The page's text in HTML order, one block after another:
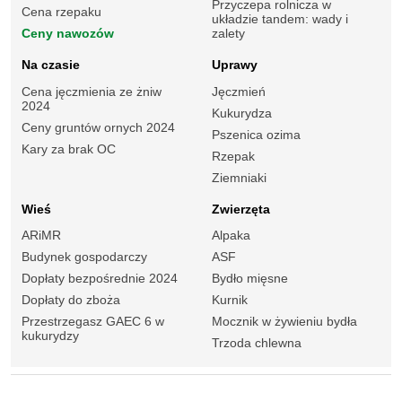
Cena rzepaku
Ceny nawozów
Przyczepa rolnicza w
układzie tandem: wady i
zalety
Na czasie
Cena jęczmienia ze żniw
2024
Ceny gruntów ornych 2024
Kary za brak OC
Uprawy
Jęczmień
Kukurydza
Pszenica ozima
Rzepak
Ziemniaki
Wieś
ARiMR
Budynek gospodarczy
Dopłaty bezpośrednie 2024
Dopłaty do zboża
Przestrzegasz GAEC 6 w
kukurydzy
Zwierzęta
Alpaka
ASF
Bydło mięsne
Kurnik
Mocznik w żywieniu bydła
Trzoda chlewna